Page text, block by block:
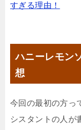
すぎる理由！
ハニーレモン
想
今回の最初の方っ
シスタントの人が